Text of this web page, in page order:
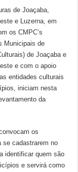
de Joaçaba,
e Luzerna, em
os CMPC’s
Municipais de
de Joaçaba e
e com o apoio
entidades culturais
iniciam nesta
da
os
se cadastrarem no
identificar quem são
e servirá como